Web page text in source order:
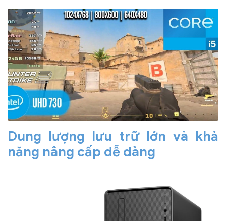
Dung lượng lưu trữ lớn và khả
năng nâng cấp dễ dàng